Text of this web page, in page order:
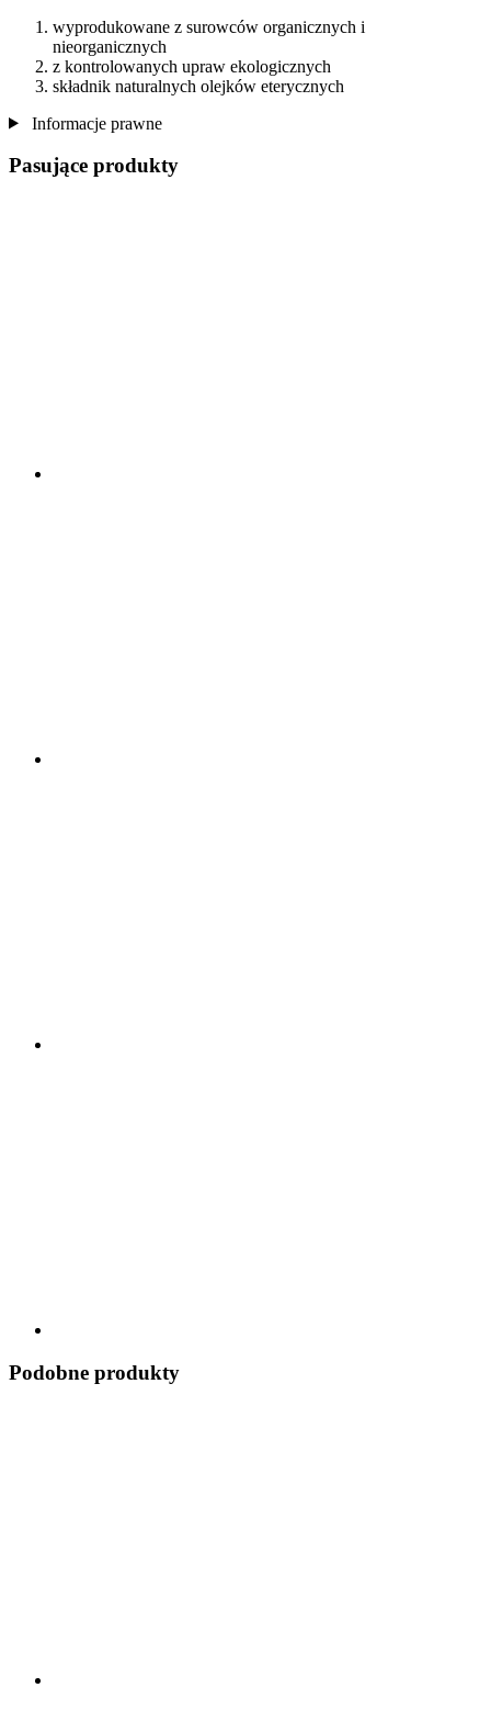
wyprodukowane z surowców organicznych i
nieorganicznych
z kontrolowanych upraw ekologicznych
składnik naturalnych olejków eterycznych
Informacje prawne
Pasujące produkty
Podobne produkty